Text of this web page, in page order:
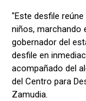
"Este desfile
niños, marchando
gobernador del
desfile en
acompañado del
del Centro para
Zamudia.